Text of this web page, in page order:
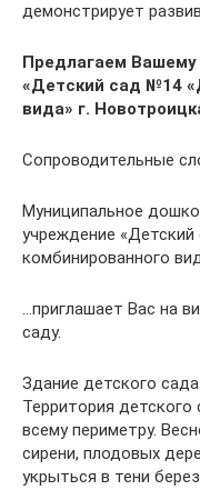
демонстрирует
Предлагаем
«Детский сад №14
вида» г.
Сопроводительные
Муниципальное
учреждение
комбинированного
…приглашает Вас на
саду.
Здание детского
Территория
всему периметру.
сирени, плодовых
укрыться в тени